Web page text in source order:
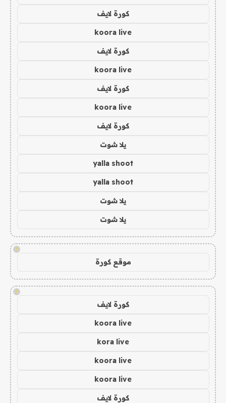
كورة لايف
koora live
كورة لايف
koora live
كورة لايف
koora live
كورة لايف
يلا شوت
yalla shoot
yalla shoot
يلا شوت
يلا شوت
!
موقع كورة
!
كورة لايف
koora live
kora live
koora live
koora live
كورة لايف